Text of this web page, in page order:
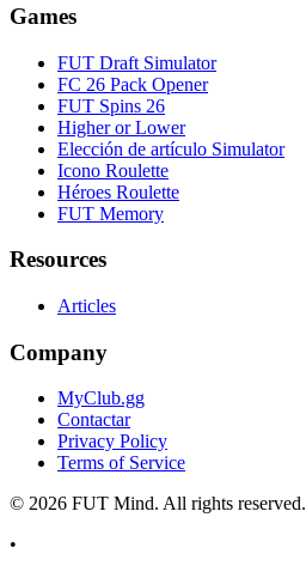
Games
FUT Draft Simulator
FC 26 Pack Opener
FUT Spins 26
Higher or Lower
Elección de artículo Simulator
Icono Roulette
Héroes Roulette
FUT Memory
Resources
Articles
Company
MyClub.gg
Contactar
Privacy Policy
Terms of Service
© 2026 FUT Mind. All rights reserved.
•